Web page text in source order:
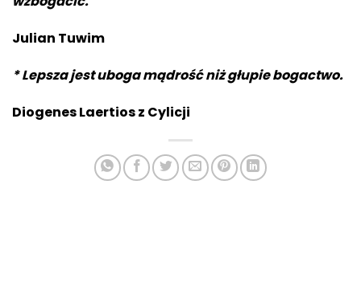
Julian Tuwim
* Lepsza jest uboga mądrość niż głupie bogactwo.
Diogenes Laertios z Cylicji